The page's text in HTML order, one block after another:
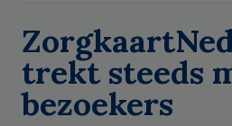
trekt steeds
bezoekers